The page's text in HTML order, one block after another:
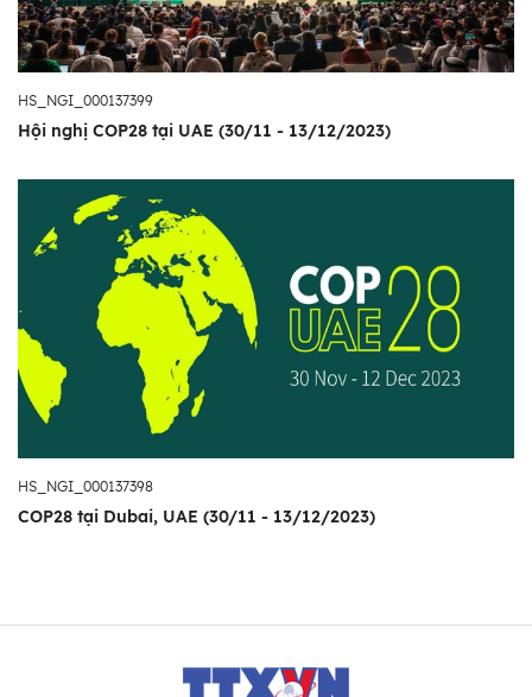
HS_NGI_000137399
Hội nghị COP28 tại UAE (30/11 - 13/12/2023)
HS_NGI_000137398
COP28 tại Dubai, UAE (30/11 - 13/12/2023)